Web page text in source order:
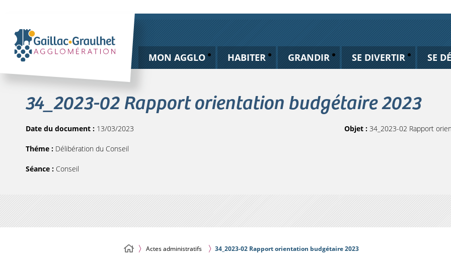
MON AGGLO HABITER GRANDIR SE DIVERTIR SE
34_2023-02 Rapport orientation budgétaire 2023
Date du document : 13/03/2023
Théme : Délibération du Conseil
Séance : Conseil
Objet : 34_2023-02 Rapport
Actes administratifs 34_2023-02 Rapport orientation budgétaire 2023